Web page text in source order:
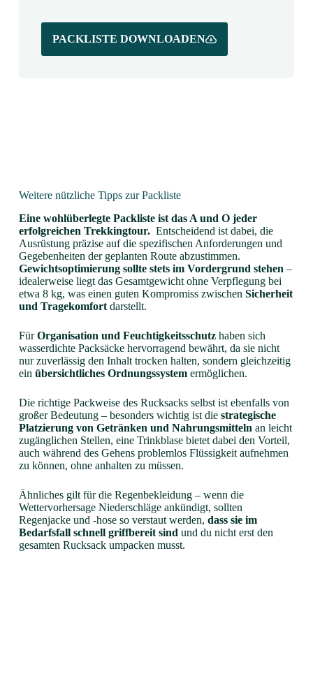
PACKLISTE DOWNLOADEN
Weitere nützliche Tipps zur Packliste
Eine wohlüberlegte Packliste ist das A und O jeder
erfolgreichen Trekkingtour. Entscheidend ist dabei, die
Ausrüstung präzise auf die spezifischen Anforderungen und
Gegebenheiten der geplanten Route abzustimmen.
Gewichtsoptimierung sollte stets im Vordergrund stehen –
idealerweise liegt das Gesamtgewicht ohne Verpflegung bei
etwa 8 kg, was einen guten Kompromiss zwischen Sicherheit
und Tragekomfortdarstellt.
FürOrganisation und Feuchtigkeitsschutzhaben sich
wasserdichte Packsäcke hervorragend bewährt, da sie nicht
nur zuverlässig den Inhalt trocken halten, sondern gleichzeitig
ein übersichtliches Ordnungssystemermöglichen.
Die richtige Packweise des Rucksacks selbst ist ebenfalls von
großer Bedeutung – besonders wichtig ist die strategische
Platzierung von Getränken und Nahrungsmitteln an leicht
zugänglichen Stellen, eine Trinkblase bietet dabei den Vorteil,
auch während des Gehens problemlos Flüssigkeit aufnehmen
zu können, ohne anhalten zu müssen.
Ähnliches gilt für die Regenbekleidung – wenn die
Wettervorhersage Niederschläge ankündigt, sollten
Regenjacke und -hose so verstaut werden, dass sie im
Bedarfsfall schnell griffbereit sind und du nicht erst den
gesamten Rucksack umpacken musst.